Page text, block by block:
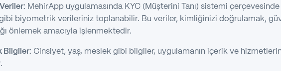
MehirApp uygulamasında KYC (Müşterini Tanı) sistemi
gibi biyometrik verileriniz toplanabilir. Bu veriler, kimliğinizi doğrulamak,
önlemek amacıyla işlenmektedir.
Bilgiler: Cinsiyet, yaş, meslek gibi bilgiler, uygulamanın içerik ve